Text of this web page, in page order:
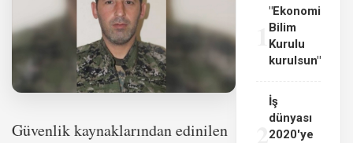
Güvenlik kaynaklarından edinilen
"Ekonomi
Bilim
Kurulu
kurulsun"
İş
dünyası
2020'ye